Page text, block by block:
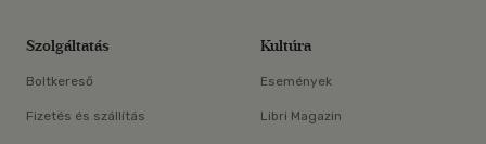
Szolgáltatás
Boltkereső
Fizetés és szállítás
Kultúra
Események
Libri Magazin